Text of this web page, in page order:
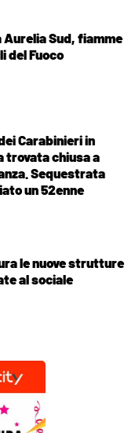
Aurelia Sud, fiamme
del Fuoco
Carabinieri in
trovata chiusa a
Sequestrata
un 52enne
le nuove strutture
al sociale